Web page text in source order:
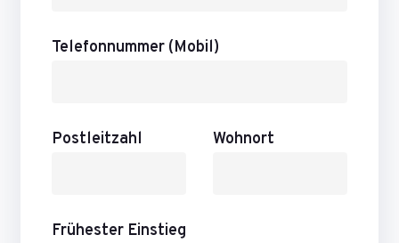
Telefonnummer (Mobil)
Postleitzahl Wohnort
Frühester Einstieg